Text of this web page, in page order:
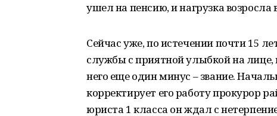
ушел на пенсию, и нагрузка возросла
Сейчас уже, по истечении почти 15
службы с приятной улыбкой на лице,
него еще один минус – звание.
корректирует его работу прокурор
юриста 1 класса он ждал с